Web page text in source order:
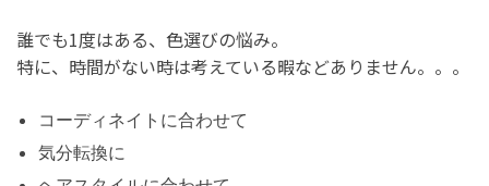
誰でも1度はある、色選びの悩み。
特に、時間がない時は考えている暇などありません。。。
コーディネイトに合わせて
気分転換に